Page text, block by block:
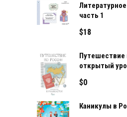
часть 1
$18
Путешествие
открытый
$0
Каникулы в